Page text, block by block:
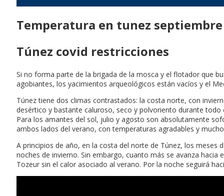
Temperatura en tunez septiembre
Túnez covid restricciones
Si no forma parte de la brigada de la mosca y el flotador que
agobiantes, los yacimientos arqueológicos están vacíos y el
Túnez tiene dos climas contrastados: la costa norte, con
desértico y bastante caluroso, seco y polvoriento durante
Para los amantes del sol, julio y agosto son absolutamente
ambos lados del verano, con temperaturas agradables y
A principios de año, en la costa del norte de Túnez, los
noches de invierno. Sin embargo, cuanto más se avanza
Tozeur sin el calor asociado al verano. Por la noche seguirá